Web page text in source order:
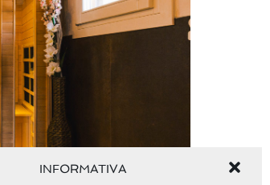
INFORMATIVA